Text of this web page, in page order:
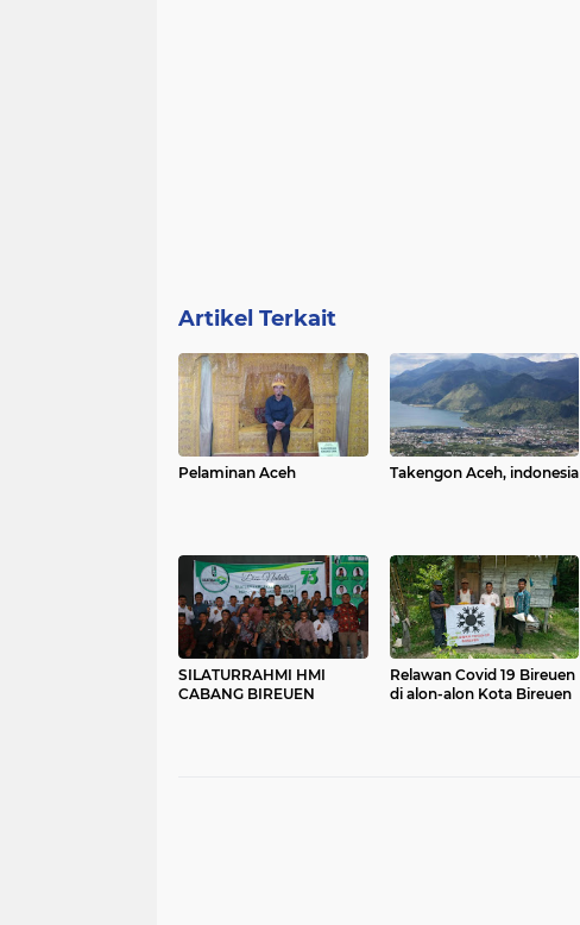
Artikel Terkait
Pelaminan Aceh Takengon Aceh, indonesia
SILATURRAHMI HMI
CABANG BIREUEN
Relawan Covid 19 Bireuen
di alon-alon Kota Bireuen